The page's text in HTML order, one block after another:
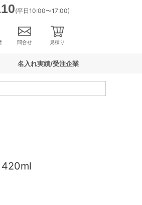
(平日10:00〜17:00)
問合せ 見積り
名入れ実績/受注企業
420ml